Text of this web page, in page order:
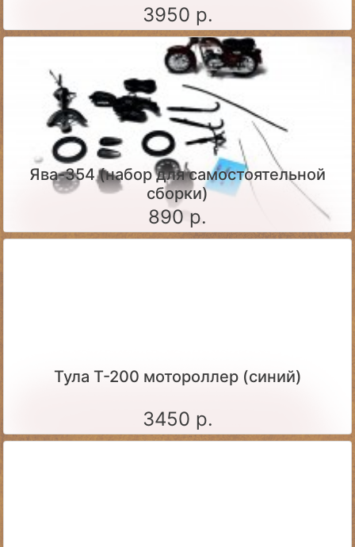
3950 р.
Ява-354 (набор для самостоятельной
сборки)
890 р.
Тула Т-200 мотороллер (синий)
3450 р.